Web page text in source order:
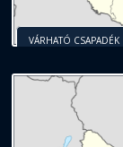
VÁRHATÓ CSAPADÉK